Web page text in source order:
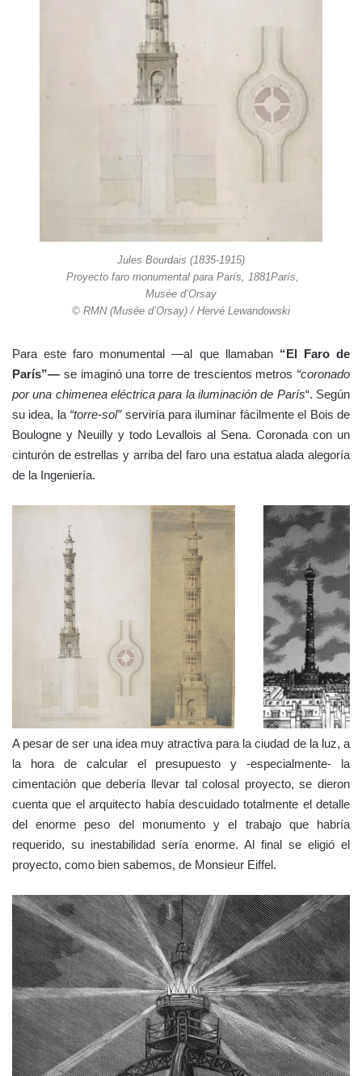
Jules Bourdais (1835-1915)
Proyecto faro monumental para París, 1881París,
Musée d’Orsay
© RMN (Musée d’Orsay) / Hervé Lewandowski
Para este faro monumental —al que llamaban “El Faro de
París”— se imaginó una torre de trescientos metros “coronado
por una chimenea eléctrica para la iluminación de París“. Según
su idea, la “torre-sol”serviría para iluminar fácilmente el Bois de
Boulogne y Neuilly y todo Levallois al Sena. Coronada con un
cinturón de estrellas y arriba del faro una estatua alada alegoría
de la Ingeniería.
A pesar de ser una idea muy atractiva para la ciudad de la luz, a
la hora de calcular el presupuesto y -especialmente- la
cimentación que debería llevar tal colosal proyecto, se dieron
cuenta que el arquitecto había descuidado totalmente el detalle
del enorme peso del monumento y el trabajo que habría
requerido, su inestabilidad sería enorme. Al final se eligió el
proyecto, como bien sabemos, de Monsieur Eiffel.